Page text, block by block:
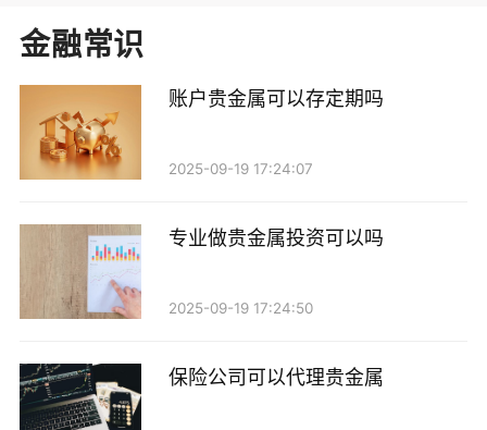
珠宝店，周末时可以直接前往这些地方购买黄金、白银
等贵金属制品。在实体店购买的好处是可以直接看到实
物，并且可以与商家面谈，了解商品的来源和品质。
2. 网上购买：随着电商的普及，越来越多的投资者
选择在网上购买贵金属。许多知名的贵金属交易平台和
金融机构提供在线购买服务，方便快捷。周末时，您可
3. 贵金属投资基金：如果您不想直接持有实物贵金
金融常识
账户贵金属可以存定期吗
2025-09-19 17:24:07
专业做贵金属投资可以吗
2025-09-19 17:24:50
保险公司可以代理贵金属